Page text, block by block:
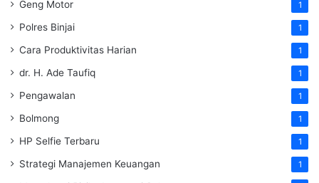
Geng Motor 1
Polres Binjai 1
Cara Produktivitas Harian 1
dr. H. Ade Taufiq 1
Pengawalan 1
Bolmong 1
HP Selfie Terbaru 1
Strategi Manajemen Keuangan 1